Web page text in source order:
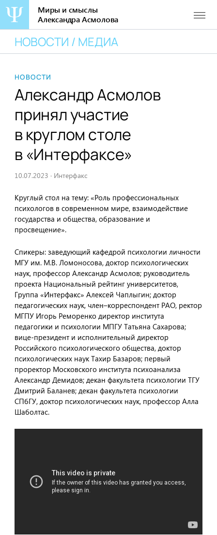
содержанию
Миры и смыслы
Александра Асмолова
НОВОСТИ / МЕДИА
НОВОСТИ
Александр Асмолов
принял участие
в круглом столе
в «Интерфаксе»
10.07.2023 · Интерфакс
Круглый стол на тему: «Роль профессиональных
психологов в современном мире, взаимодействие
государства и общества, образование и
просвещение».
Спикеры: заведующий кафедрой психологии личности
МГУ им. М.В. Ломоносова, доктор психологических
наук, профессор Александр Асмолов; руководитель
проекта Национальный рейтинг университетов,
Группа «Интерфакс» Алексей Чаплыгин; доктор
педагогических наук, член–корреспондент РАО, ректор
МГПУ Игорь Реморенко директор института
педагогики и психологии МПГУ Татьяна Сахарова;
вице-президент и исполнительный директор
Российского психологического общества, доктор
психологических наук Тахир Базаров; первый
проректор Московского института психоанализа
Александр Демидов; декан факультета психологии ТГУ
Дмитрий Баланев; декан факультета психологии
СПбГУ, доктор психологических наук, профессор Алла
Шаболтас.